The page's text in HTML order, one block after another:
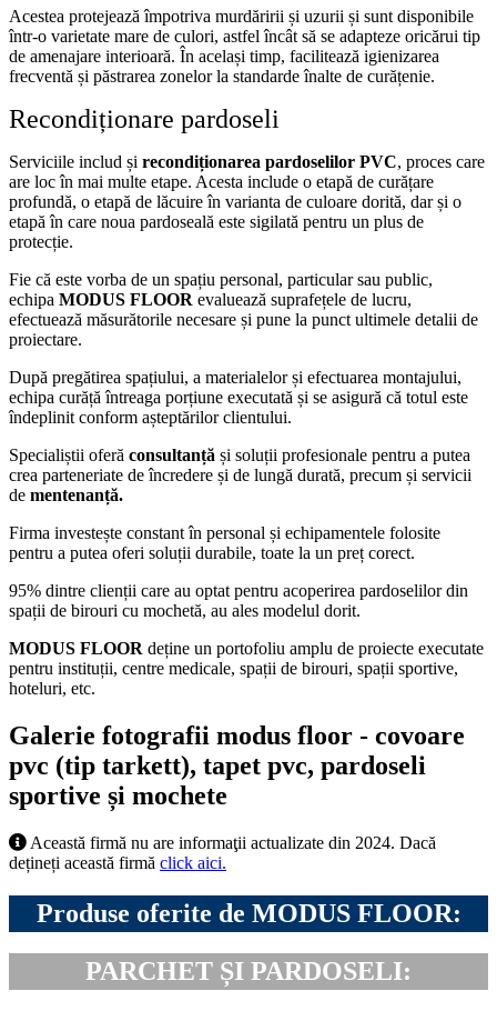
Acestea protejează împotriva murdăririi și uzurii și sunt disponibile
într-o varietate mare de culori, astfel încât să se adapteze oricărui tip
de amenajare interioară. În același timp, facilitează igienizarea
frecventă și păstrarea zonelor la standarde înalte de curățenie.
Recondiționare pardoseli
Serviciile includ și recondiționarea pardoselilor PVC, proces care
are loc în mai multe etape. Acesta include o etapă de curățare
profundă, o etapă de lăcuire în varianta de culoare dorită, dar și o
etapă în care noua pardoseală este sigilată pentru un plus de
protecție.
Fie că este vorba de un spațiu personal, particular sau public,
echipa MODUS FLOOR evaluează suprafețele de lucru,
efectuează măsurătorile necesare și pune la punct ultimele detalii de
proiectare.
După pregătirea spațiului, a materialelor și efectuarea montajului,
echipa curăță întreaga porțiune executată și se asigură că totul este
îndeplinit conform așteptărilor clientului.
Specialiștii oferă consultanță și soluții profesionale pentru a putea
crea parteneriate de încredere și de lungă durată, precum și servicii
de mentenanță.
Firma investește constant în personal și echipamentele folosite
pentru a putea oferi soluții durabile, toate la un preț corect.
95% dintre clienții care au optat pentru acoperirea pardoselilor din
spații de birouri cu mochetă, au ales modelul dorit.
MODUS FLOOR deține un portofoliu amplu de proiecte executate
pentru instituții, centre medicale, spații de birouri, spații sportive,
hoteluri, etc.
Galerie fotografii modus floor - covoare
pvc (tip tarkett), tapet pvc, pardoseli
sportive și mochete
Această firmă nu are informaţii actualizate din 2024. Dacă
dețineți această firmă click aici.
Produse oferite de MODUS FLOOR:
PARCHET ȘI PARDOSELI: